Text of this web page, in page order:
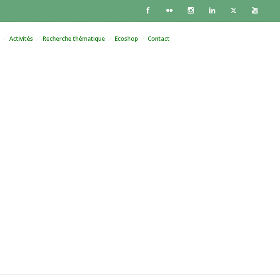
Activités Recherche thématique Ecoshop Contact